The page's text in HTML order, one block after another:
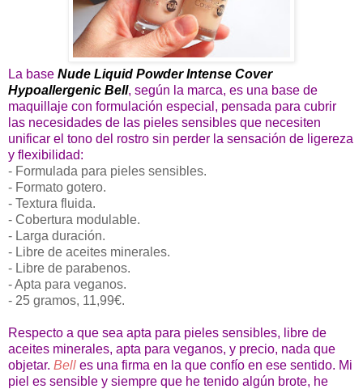
La base Nude Liquid Powder Intense Cover
Hypoallergenic Bell, según la marca, es una base de
maquillaje con formulación especial, pensada para cubrir
las necesidades de las pieles sensibles que necesiten
unificar el tono del rostro sin perder la sensación de ligereza
y flexibilidad:
- Formulada para pieles sensibles.
- Formato gotero.
- Textura fluida.
- Cobertura modulable.
- Larga duración.
- Libre de aceites minerales.
- Libre de parabenos.
- Apta para veganos.
- 25 gramos, 11,99€.
Respecto a que sea apta para pieles sensibles, libre de
aceites minerales, apta para veganos, y precio, nada que
objetar. Bell es una firma en la que confío en ese sentido. Mi
piel es sensible y siempre que he tenido algún brote, he